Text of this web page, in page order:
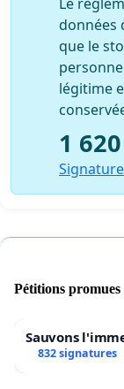
données
que le
légitime
1 620
Pétitions
Sauvons
832 signatures